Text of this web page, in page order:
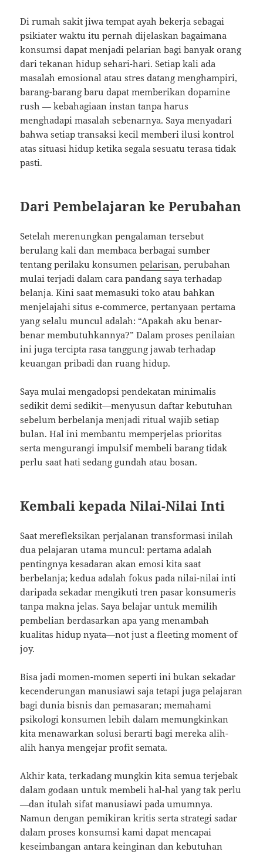
Di rumah sakit jiwa tempat ayah bekerja sebagai
psikiater waktu itu pernah dijelaskan bagaimana
konsumsi dapat menjadi pelarian bagi banyak orang
dari tekanan hidup sehari-hari. Setiap kali ada
masalah emosional atau stres datang menghampiri,
barang-barang baru dapat memberikan dopamine
rush — kebahagiaan instan tanpa harus
menghadapi masalah sebenarnya. Saya menyadari
bahwa setiap transaksi kecil memberi ilusi kontrol
atas situasi hidup ketika segala sesuatu terasa tidak
pasti.
Dari Pembelajaran ke Perubahan
Setelah merenungkan pengalaman tersebut
berulang kali dan membaca berbagai sumber
tentang perilaku konsumenpelarisan, perubahan
mulai terjadi dalam cara pandang saya terhadap
belanja. Kini saat memasuki toko atau bahkan
menjelajahi situs e-commerce, pertanyaan pertama
yang selalu muncul adalah: “Apakah aku benar-
benar membutuhkannya?” Dalam proses penilaian
ini juga tercipta rasa tanggung jawab terhadap
keuangan pribadi dan ruang hidup.
Saya mulai mengadopsi pendekatan minimalis
sedikit demi sedikit—menyusun daftar kebutuhan
sebelum berbelanja menjadi ritual wajib setiap
bulan. Hal ini membantu memperjelas prioritas
serta mengurangi impulsif membeli barang tidak
perlu saat hati sedang gundah atau bosan.
Kembali kepada Nilai-Nilai Inti
Saat merefleksikan perjalanan transformasi inilah
dua pelajaran utama muncul: pertama adalah
pentingnya kesadaran akan emosi kita saat
berbelanja; kedua adalah fokus pada nilai-nilai inti
daripada sekadar mengikuti tren pasar konsumeris
tanpa makna jelas. Saya belajar untuk memilih
pembelian berdasarkan apa yang menambah
kualitas hidup nyata—not just a fleeting moment of
joy.
Bisa jadi momen-momen seperti ini bukan sekadar
kecenderungan manusiawi saja tetapi juga pelajaran
bagi dunia bisnis dan pemasaran; memahami
psikologi konsumen lebih dalam memungkinkan
kita menawarkan solusi berarti bagi mereka alih-
alih hanya mengejar profit semata.
Akhir kata, terkadang mungkin kita semua terjebak
dalam godaan untuk membeli hal-hal yang tak perlu
—dan itulah sifat manusiawi pada umumnya.
Namun dengan pemikiran kritis serta strategi sadar
dalam proses konsumsi kami dapat mencapai
keseimbangan antara keinginan dan kebutuhan